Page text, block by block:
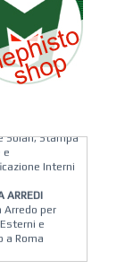
Solari, Stampa
e
Interni
ARREDI
Arredo per
e
a Roma